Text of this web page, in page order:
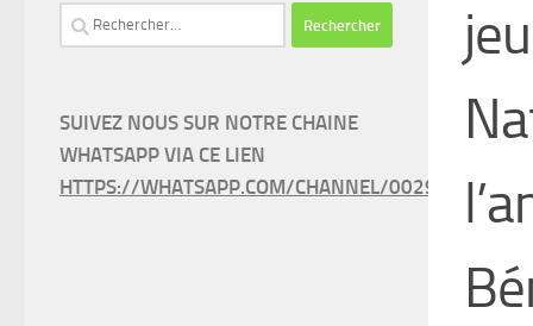
Rechercher :
SUIVEZ NOUS SUR NOTRE CHAINE
WHATSAPP VIA CE LIEN
HTTPS://WHATSAPP.COM/CHANNEL/